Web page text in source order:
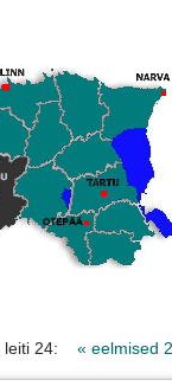
leiti 24: « eelmised